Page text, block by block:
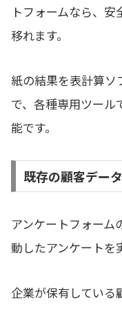
トフォームなら、
移れます。
紙の結果を表計算
で、各種専用ツール
能です。
既存の顧客デー
アンケートフォーム
動したアンケートを
企業が保有している